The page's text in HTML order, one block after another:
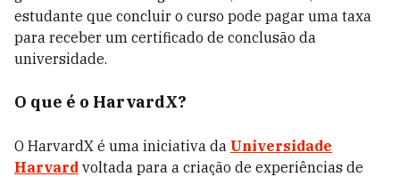
estudante que concluir o curso pode pagar uma taxa
para receber um certificado de conclusão da
universidade.
O que é o HarvardX?
O HarvardX é uma iniciativa da Universidade
Harvard voltada para a criação de experiências de